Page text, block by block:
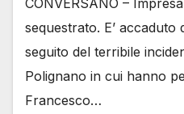
CONVERSANO –
sequestrato. E’ accaduto
seguito del terribile
Polignano in cui hanno
Francesco…